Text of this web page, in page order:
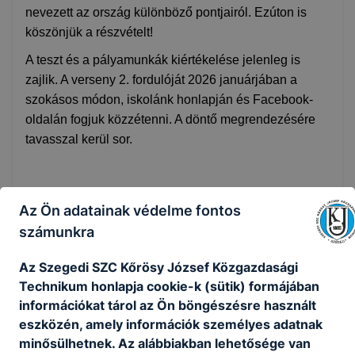
nevezett az ország különböző pontjairól. Ezúton is
köszönjük a részvételt!
A teszt és a pályamunkák kiértékelése jelenleg is
zajlik. A verseny 2. fordulóját 2026 januárjában a
szokásos módon, iskolánk honlapján és Facebook-
oldalán fogjuk közzétenni. A döntő megrendezésére
tavasszal kerül sor.
Megosztás
KAPCSOLÓDÓ HÍREK
Az Ön adatainak védelme fontos
számunkra
Az Szegedi SZC Kőrösy József Közgazdasági
Technikum honlapja cookie-k (sütik) formájában
információkat tárol az Ön böngészésre használt
eszközén, amely információk személyes adatnak
minősülhetnek. Az alábbiakban lehetősége van